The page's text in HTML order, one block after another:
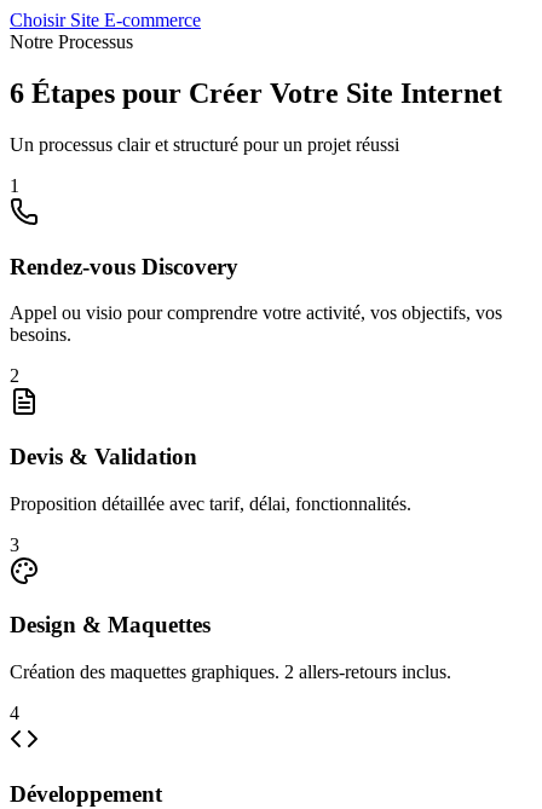
Choisir Site E-commerce
Notre Processus
6 Étapes pour Créer Votre Site Internet
Un processus clair et structuré pour un projet réussi
1
Rendez-vous Discovery
Appel ou visio pour comprendre votre activité, vos objectifs, vos
besoins.
2
Devis & Validation
Proposition détaillée avec tarif, délai, fonctionnalités.
3
Design & Maquettes
Création des maquettes graphiques. 2 allers-retours inclus.
4
Développement